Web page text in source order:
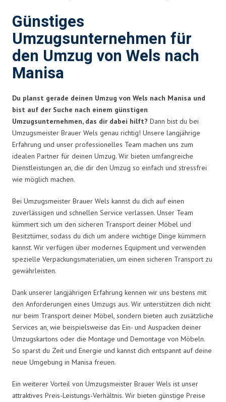
Günstiges
Umzugsunternehmen für
den Umzug von Wels nach
Manisa
Du planst gerade deinen Umzug von Wels nach Manisa und
bist auf der Suche nach einem günstigen
Umzugsunternehmen, das dir dabei hilft? Dann bist du bei
Umzugsmeister Brauer Wels genau richtig! Unsere langjährige
Erfahrung und unser professionelles Team machen uns zum
idealen Partner für deinen Umzug. Wir bieten umfangreiche
Dienstleistungen an, die dir den Umzug so einfach und stressfrei
wie möglich machen.
Bei Umzugsmeister Brauer Wels kannst du dich auf einen
zuverlässigen und schnellen Service verlassen. Unser Team
kümmert sich um den sicheren Transport deiner Möbel und
Besitztümer, sodass du dich um andere wichtige Dinge kümmern
kannst. Wir verfügen über modernes Equipment und verwenden
spezielle Verpackungsmaterialien, um einen sicheren Transport zu
gewährleisten.
Dank unserer langjährigen Erfahrung kennen wir uns bestens mit
den Anforderungen eines Umzugs aus. Wir unterstützen dich nicht
nur beim Transport deiner Möbel, sondern bieten auch zusätzliche
Services an, wie beispielsweise das Ein- und Auspacken deiner
Umzugskartons oder die Montage und Demontage von Möbeln.
So sparst du Zeit und Energie und kannst dich entspannt auf deine
neue Umgebung in Manisa freuen.
Ein weiterer Vorteil von Umzugsmeister Brauer Wels ist unser
attraktives Preis-Leistungs-Verhältnis. Wir bieten günstige Preise